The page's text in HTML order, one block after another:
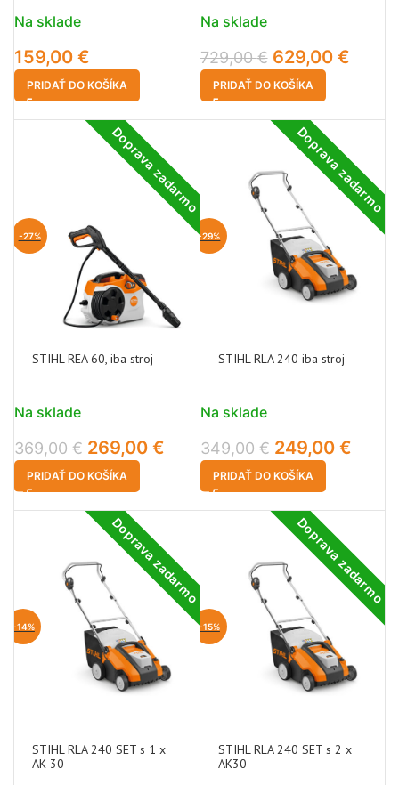
Na sklade
159,00 €
PRIDAŤ DO KOŠÍKA
Na sklade
729,00€ 629,00 €
PRIDAŤ DO KOŠÍKA
Doprava zadarmo
-27%
STIHL REA 60, iba stroj
Na sklade
369,00€ 269,00 €
PRIDAŤ DO KOŠÍKA
Doprava zadarmo
-29%
STIHL RLA 240 iba stroj
Na sklade
349,00€ 249,00 €
PRIDAŤ DO KOŠÍKA
Doprava zadarmo
-14%
STIHL RLA 240 SET s 1 x
AK 30
Doprava zadarmo
-15%
STIHL RLA 240 SET s 2 x
AK30